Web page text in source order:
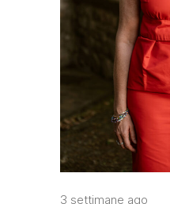
3 settimane ago